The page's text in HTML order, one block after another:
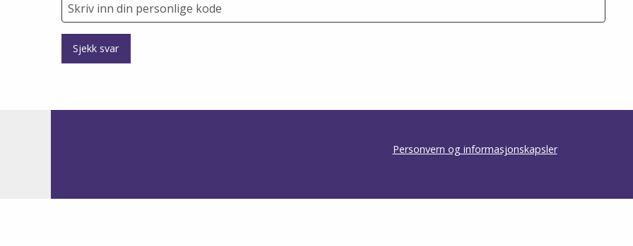
Sjekk svar
Personvern og informasjonskapsler